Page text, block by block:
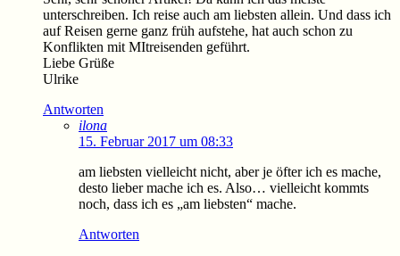
unterschreiben. Ich reise auch am liebsten allein. Und dass ich
auf Reisen gerne ganz früh aufstehe, hat auch schon zu
Konflikten mit MItreisenden geführt.
Liebe Grüße
Ulrike
Antworten
ilona
15. Februar 2017 um 08:33
am liebsten vielleicht nicht, aber je öfter ich es mache,
desto lieber mache ich es. Also… vielleicht kommts
noch, dass ich es „am liebsten“ mache.
Antworten